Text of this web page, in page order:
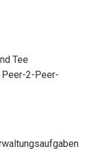
Tee
Peer-2-Peer-